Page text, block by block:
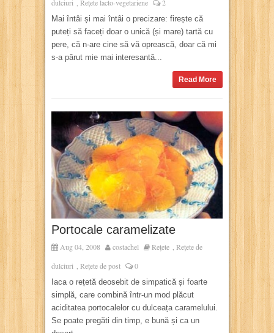
dulciuri
Rețete lacto-vegetariene 2
Mai întâi și mai întâi o precizare: firește că
puteți să faceți doar o unică (și mare) tartă cu
pere, că n-are cine să vă oprească, doar că mi
s-a părut mie mai interesantă...
Read More
Portocale caramelizate
Aug 04, 2008 costachel Rețete , Rețete de
dulciuri , Rețete de post 0
Iaca o rețetă deosebit de simpatică și foarte
simplă, care combină într-un mod plăcut
aciditatea portocalelor cu dulceața caramelului.
Se poate pregăti din timp, e bună și ca un